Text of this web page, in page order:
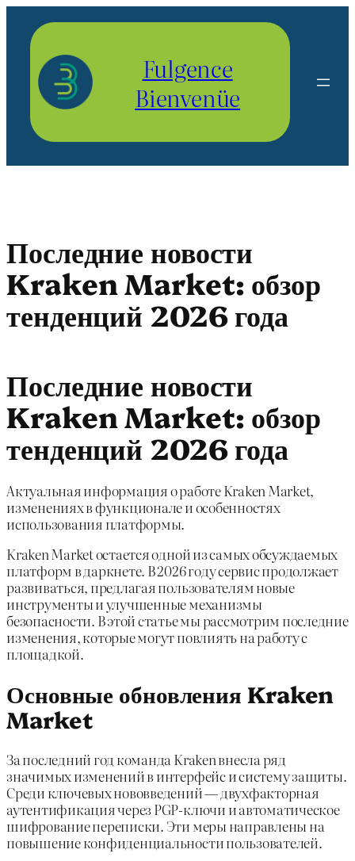
contenu
Fulgence
Bienvenüe
Последние новости
Kraken Market: обзор
тенденций 2026 года
Последние новости
Kraken Market: обзор
тенденций 2026 года
Актуальная информация о работе Kraken Market,
изменениях в функционале и особенностях
использования платформы.
Kraken Market остается одной из самых обсуждаемых
платформ в даркнете. В 2026 году сервис продолжает
развиваться, предлагая пользователям новые
инструменты и улучшенные механизмы
безопасности. В этой статье мы рассмотрим последние
изменения, которые могут повлиять на работу с
площадкой.
Основные обновления Kraken
Market
За последний год команда Kraken внесла ряд
значимых изменений в интерфейс и систему защиты.
Среди ключевых нововведений — двухфакторная
аутентификация через PGP-ключи и автоматическое
шифрование переписки. Эти меры направлены на
повышение конфиденциальности пользователей.